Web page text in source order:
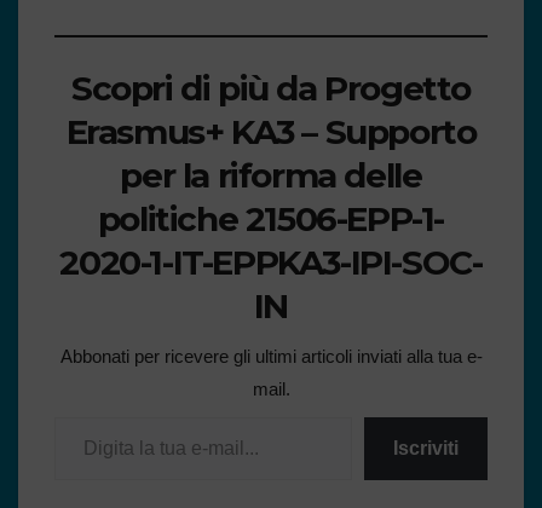
Scopri di più da Progetto
Erasmus+ KA3 – Supporto
per la riforma delle
politiche 21506-EPP-1-
2020-1-IT-EPPKA3-IPI-SOC-
IN
Abbonati per ricevere gli ultimi articoli inviati alla tua e-
mail.
Iscriviti